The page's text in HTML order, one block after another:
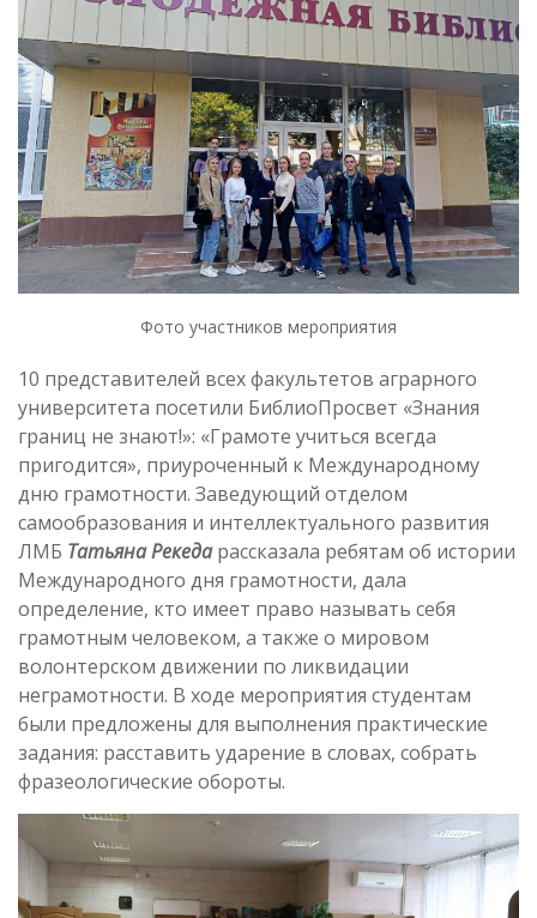
Фото участников мероприятия
10 представителей всех факультетов аграрного
университета посетили БиблиоПросвет «Знания
границ не знают!»: «Грамоте учиться всегда
пригодится», приуроченный к Международному
дню грамотности. Заведующий отделом
самообразования и интеллектуального развития
ЛМБ Татьяна Рекедарассказала ребятам об истории
Международного дня грамотности, дала
определение, кто имеет право называть себя
грамотным человеком, а также о мировом
волонтерском движении по ликвидации
неграмотности. В ходе мероприятия студентам
были предложены для выполнения практические
задания: расставить ударение в словах, собрать
фразеологические обороты.